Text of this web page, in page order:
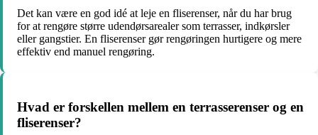
Det kan være en god idé at leje en fliserenser, når du har brug
for at rengøre større udendørsarealer som terrasser, indkørsler
eller gangstier. En fliserenser gør rengøringen hurtigere og mere
effektiv end manuel rengøring.
Hvad er forskellen mellem en terrasserenser og en
fliserenser?